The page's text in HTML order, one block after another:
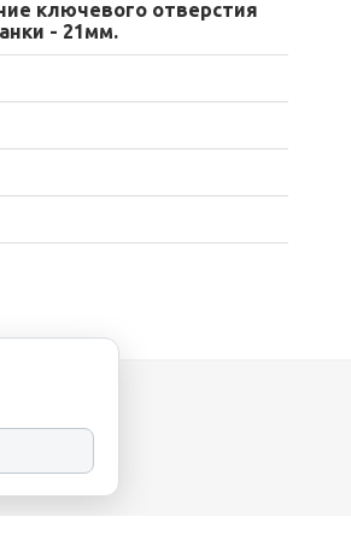
ключевого отверстия
- 21мм.